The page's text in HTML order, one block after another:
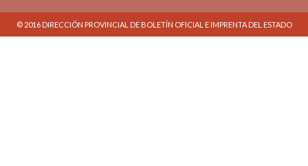
© 2016 DIRECCIÓN PROVINCIAL DE BOLETÍN OFICIAL E IMPRENTA DEL ESTADO